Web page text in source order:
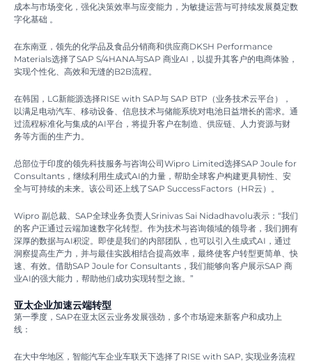
成本与市场变化，强化决策效率与应变能力，为敏捷运营与可持续发展奠定数
字化基础 。
在东南亚，领先的化学品及食品分销商和供应商DKSH Performance
Materials选择了SAP S/4HANA与SAP 商业AI，以提升其客户的电商体验，
实现个性化、高效和无缝的B2B流程。
在韩国，LG新能源选择RISE with SAP与 SAP BTP（业务技术云平台），
以满足电动汽车、移动设备、信息技术与储能系统对电池日益增长的需求。通
过流程标准化与集成的AI平台，将提升客户在制造、供应链、人力资源与财
务等方面的生产力。
总部位于印度的领先科技服务与咨询公司Wipro Limited选择SAP Joule for
Consultants，继续利用生成式AI的力量，帮助全球客户构建更具韧性、安
全与可持续的未来。该公司还上线了SAP SuccessFactors（HR云）。
Wipro 副总裁、SAP全球业务负责人Srinivas Sai Nidadhavolu表示：“我们
的客户正通过云端加速数字化转型。作为技术与咨询领域的领导者，我们拥有
深厚的数据与AI积淀。即使是我们的内部团队，也可以引入生成式AI，通过
洞察提高生产力，并与最佳实践相结合提高效率，最终使客户转型更简单、快
速、有效。借助SAP Joule for Consultants，我们能够向客户展示SAP 商
业AI的强大能力，帮助他们成功实现转型之旅。”
亚太企业加速云端转型
第一季度，SAP在亚太区云业务发展强劲，多个市场迎来新客户和成功上
线：
在大中华地区，智能汽车企业车联天下选择了RISE with SAP, 实现业务流程